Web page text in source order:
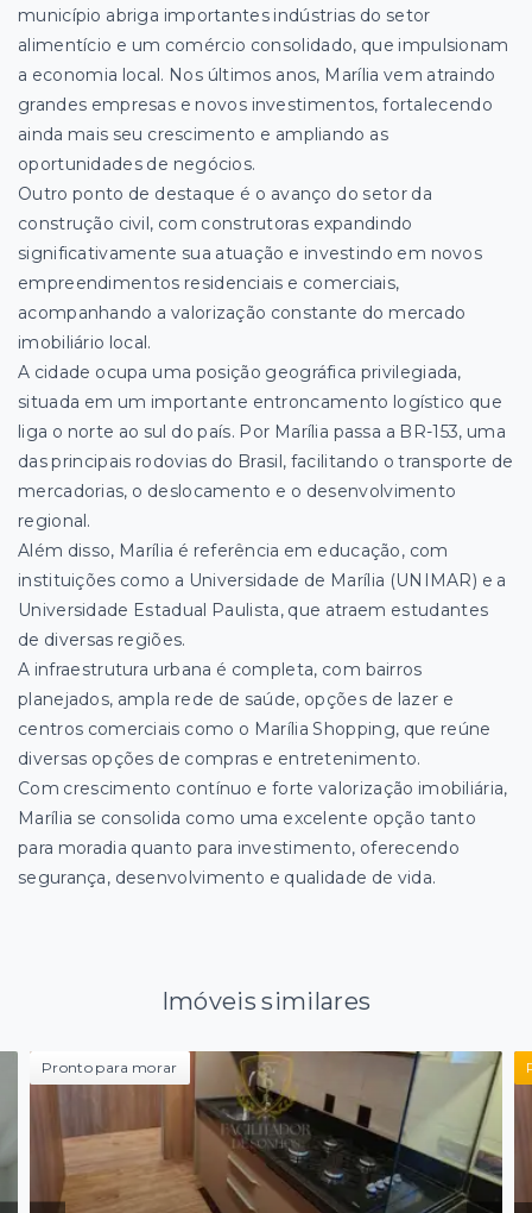
município abriga importantes indústrias do setor
alimentício e um comércio consolidado, que impulsionam
a economia local. Nos últimos anos, Marília vem atraindo
grandes empresas e novos investimentos, fortalecendo
ainda mais seu crescimento e ampliando as
oportunidades de negócios.
Outro ponto de destaque é o avanço do setor da
construção civil, com construtoras expandindo
significativamente sua atuação e investindo em novos
empreendimentos residenciais e comerciais,
acompanhando a valorização constante do mercado
imobiliário local.
A cidade ocupa uma posição geográfica privilegiada,
situada em um importante entroncamento logístico que
liga o norte ao sul do país. Por Marília passa a BR-153, uma
das principais rodovias do Brasil, facilitando o transporte de
mercadorias, o deslocamento e o desenvolvimento
regional.
Além disso, Marília é referência em educação, com
instituições como a Universidade de Marília (UNIMAR) e a
Universidade Estadual Paulista, que atraem estudantes
de diversas regiões.
A infraestrutura urbana é completa, com bairros
planejados, ampla rede de saúde, opções de lazer e
centros comerciais como o Marília Shopping, que reúne
diversas opções de compras e entretenimento.
Com crescimento contínuo e forte valorização imobiliária,
Marília se consolida como uma excelente opção tanto
para moradia quanto para investimento, oferecendo
segurança, desenvolvimento e qualidade de vida.
Imóveis similares
Pronto para morar